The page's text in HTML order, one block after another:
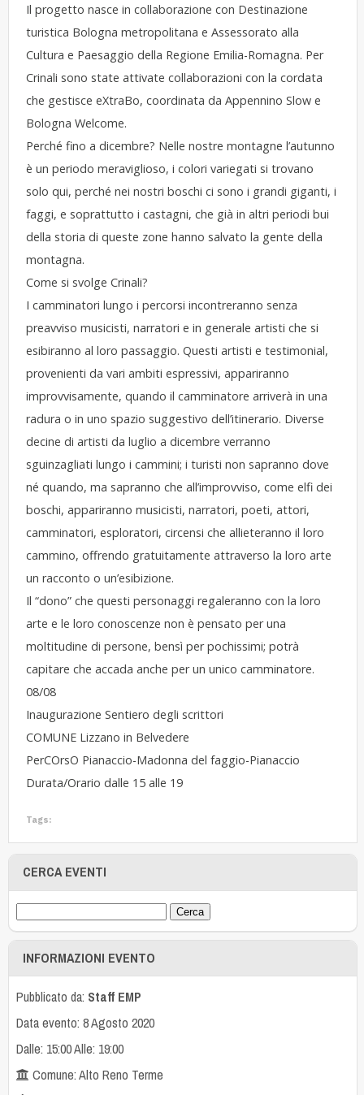
Il progetto nasce in collaborazione con Destinazione
turistica Bologna metropolitana e Assessorato alla
Cultura e Paesaggio della Regione Emilia-Romagna. Per
Crinali sono state attivate collaborazioni con la cordata
che gestisce eXtraBo, coordinata da Appennino Slow e
Bologna Welcome.
Perché fino a dicembre? Nelle nostre montagne l’autunno
è un periodo meraviglioso, i colori variegati si trovano
solo qui, perché nei nostri boschi ci sono i grandi giganti, i
faggi, e soprattutto i castagni, che già in altri periodi bui
della storia di queste zone hanno salvato la gente della
montagna.
Come si svolge Crinali?
I camminatori lungo i percorsi incontreranno senza
preavviso musicisti, narratori e in generale artisti che si
esibiranno al loro passaggio. Questi artisti e testimonial,
provenienti da vari ambiti espressivi, appariranno
improvvisamente, quando il camminatore arriverà in una
radura o in uno spazio suggestivo dell’itinerario. Diverse
decine di artisti da luglio a dicembre verranno
sguinzagliati lungo i cammini; i turisti non sapranno dove
né quando, ma sapranno che all’improvviso, come elfi dei
boschi, appariranno musicisti, narratori, poeti, attori,
camminatori, esploratori, circensi che allieteranno il loro
cammino, offrendo gratuitamente attraverso la loro arte
un racconto o un’esibizione.
Il “dono” che questi personaggi regaleranno con la loro
arte e le loro conoscenze non è pensato per una
moltitudine di persone, bensì per pochissimi; potrà
capitare che accada anche per un unico camminatore.
08/08
Inaugurazione Sentiero degli scrittori
COMUNE Lizzano in Belvedere
PerCOrsO Pianaccio-Madonna del faggio-Pianaccio
Durata/Orario dalle 15 alle 19
Tags:
CERCA EVENTI
INFORMAZIONI EVENTO
Pubblicato da: Staff EMP
Data evento: 8 Agosto 2020
Dalle: 15:00 Alle: 19:00
Comune: Alto Reno Terme